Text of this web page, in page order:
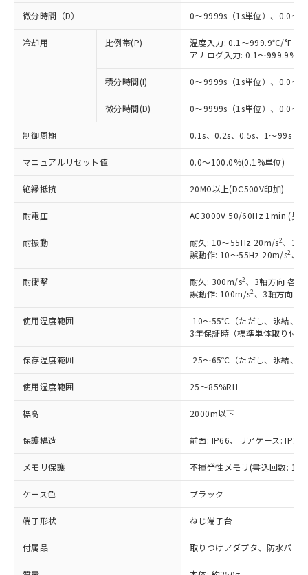
微分時間（D） 0～9999s（1s単位）、0.0～
冷却用 比例帯(P)
温度入力: 0.1～999.9℃/°F（
アナログ入力: 0.1～
積分時間(I) 0～9999s（1s単位）、0.0～
微分時間(D) 0～9999s（1s単位）、0.0～
制御周期 0.1s、0.2s、0.5s、1～99s (1s
マニュアルリセット値 0.0～100.0%(0.1%単位)
絶縁抵抗 20MΩ以上(DC500V印加)
耐電圧 AC3000V 50/60Hz 1min (異
耐振動 耐久: 10～55Hz 20m/s2、3軸
誤動作: 10～55Hz 20m/s2 、3
耐衝撃 耐久: 300m/s2、3軸方向 各3
誤動作: 100m/s2 、3軸方向 各
使用温度範囲
-10～55℃（ただし、氷結、
3年保証時（標準単体取り付
保存温度範囲 -25～65℃（ただし、氷結、
使用湿度範囲 25～85%RH
標高 2000m以下
保護構造 前面: IP66、リアケース: IP20
メモリ保護 不揮発性メモリ(書込回数:
ケース色 ブラック
端子形状 ねじ端子台
付属品 取りつけアダプタ、防水パッ
対応済み：EU RoHS指令（10物質）の